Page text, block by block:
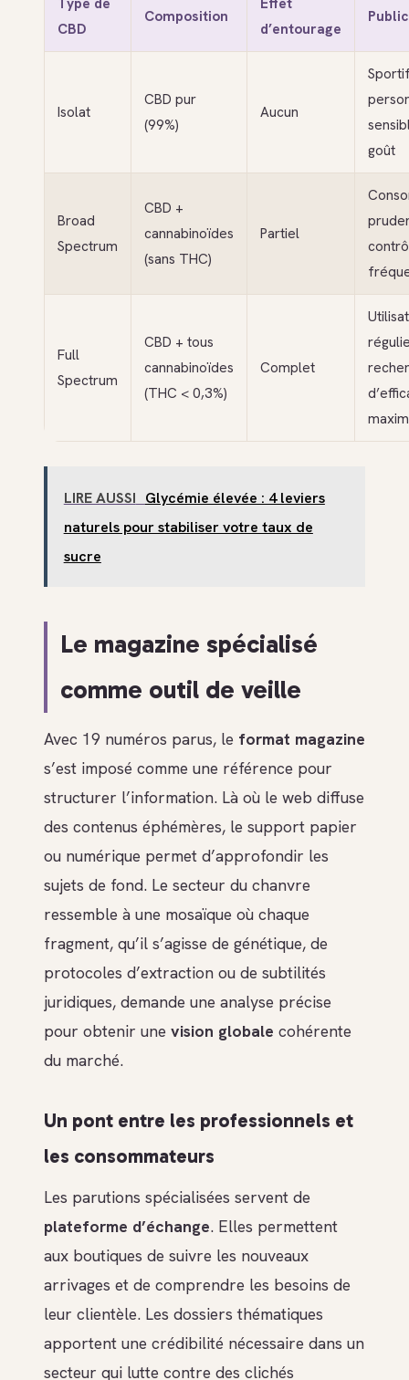
Type de
CBD
Composition
Effet
d’entourage
Isolat
CBD pur
(99%)
Aucun
goût
Broad
Spectrum
CBD +
cannabinoïdes
(sans THC)
Partiel
Full
Spectrum
CBD + tous
cannabinoïdes
(THC < 0,3%)
Complet
LIRE AUSSI Glycémie élevée : 4 leviers
naturels pour stabiliser votre taux de
sucre
Le magazine spécialisé
comme outil de veille
Avec 19 numéros parus, le format magazine
s’est imposé comme une référence pour
structurer l’information. Là où le web diffuse
des contenus éphémères, le support papier
ou numérique permet d’approfondir les
sujets de fond. Le secteur du chanvre
ressemble à une mosaïque où chaque
fragment, qu’il s’agisse de génétique, de
protocoles d’extraction ou de subtilités
juridiques, demande une analyse précise
pour obtenir une vision globale cohérente
du marché.
Un pont entre les professionnels et
les consommateurs
Les parutions spécialisées servent de
plateforme d’échange. Elles permettent
aux boutiques de suivre les nouveaux
arrivages et de comprendre les besoins de
leur clientèle. Les dossiers thématiques
apportent une crédibilité nécessaire dans un
secteur qui lutte contre des clichés